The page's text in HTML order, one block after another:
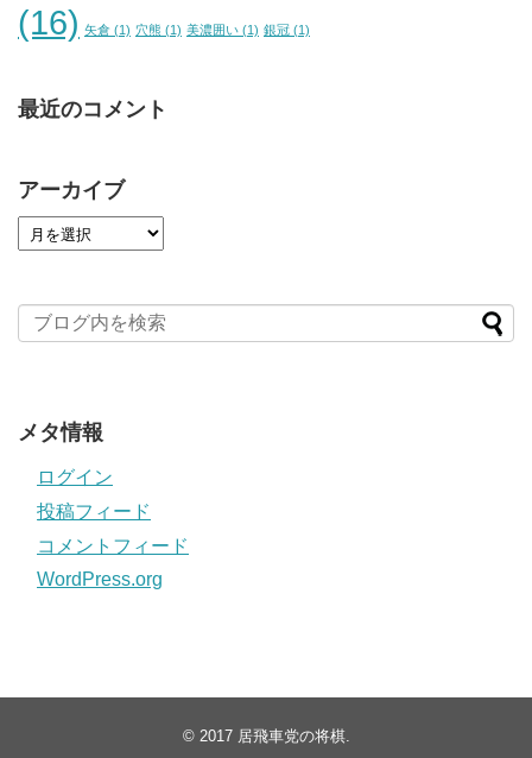
(16) 矢倉 (1) 穴熊 (1) 美濃囲い (1) 銀冠 (1)
最近のコメント
アーカイブ
メタ情報
ログイン
投稿フィード
コメントフィード
WordPress.org
© 2017 居飛車党の将棋.